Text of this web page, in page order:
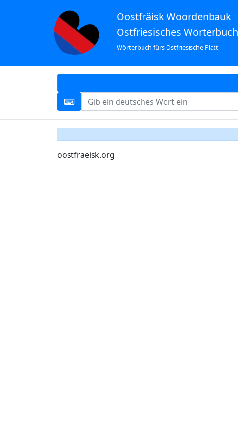
Oostfräisk Woordenbauk
Ostfriesisches Wörterbuch
Wörterbuch fürs Ostfriesische Platt
oostfraeisk.org